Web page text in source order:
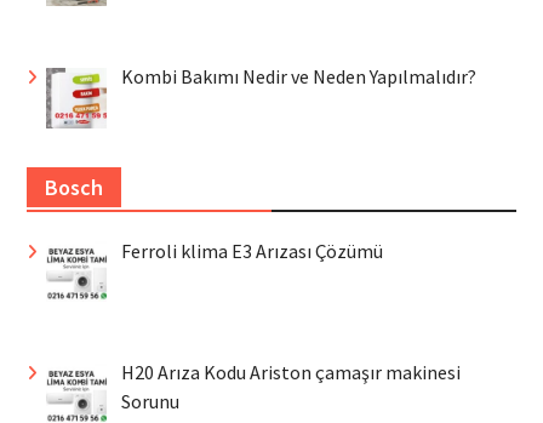
Kombi Bakımı Nedir ve Neden Yapılmalıdır?
Bosch
Ferroli klima E3 Arızası Çözümü
H20 Arıza Kodu Ariston çamaşır makinesi
Sorunu